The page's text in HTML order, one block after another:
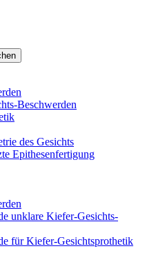
Beschwerden
des Gesichts
Epithesenfertigung
unklare Kiefer-Gesichts-
für Kiefer-Gesichtsprothetik